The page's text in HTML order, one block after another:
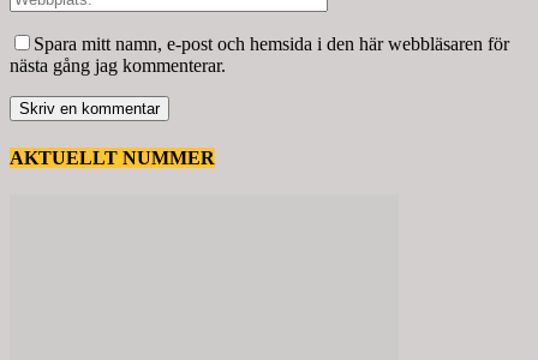
Spara mitt namn, e-post och hemsida i den här webbläsaren för
nästa gång jag kommenterar.
AKTUELLT NUMMER